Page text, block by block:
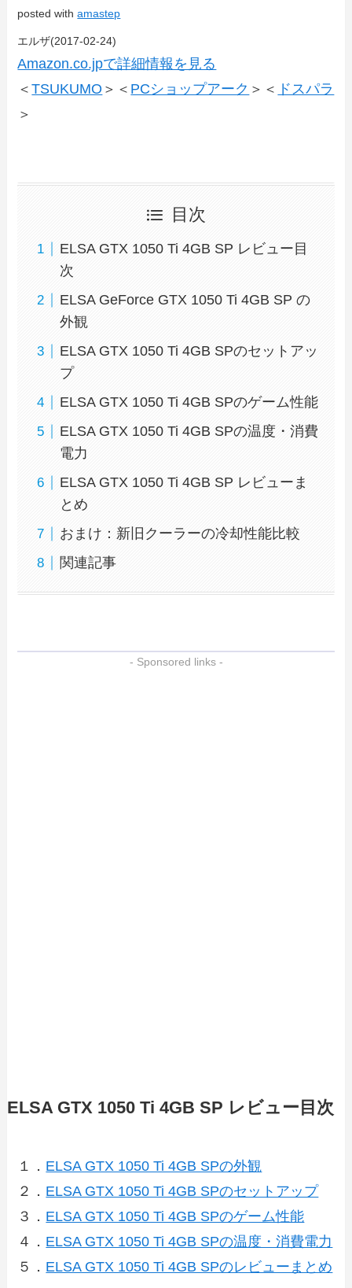
posted withamastep
エルザ(2017-02-24)
Amazon.co.jpで詳細情報を見る
＜TSUKUMO ＞＜ PCショップアーク ＞＜ ドスパラ
＞
目次
ELSA GTX 1050 Ti 4GB SP レビュー目
次
ELSA GeForce GTX 1050 Ti 4GB SP の
外観
ELSA GTX 1050 Ti 4GB SPのセットアッ
プ
ELSA GTX 1050 Ti 4GB SPのゲーム性能
ELSA GTX 1050 Ti 4GB SPの温度・消費
電力
ELSA GTX 1050 Ti 4GB SP レビューま
とめ
おまけ：新旧クーラーの冷却性能比較
関連記事
- Sponsored links -
ELSA GTX 1050 Ti 4GB SP レビュー目次
１． ELSA GTX 1050 Ti 4GB SPの外観
２． ELSA GTX 1050 Ti 4GB SPのセットアップ
３． ELSA GTX 1050 Ti 4GB SPのゲーム性能
４． ELSA GTX 1050 Ti 4GB SPの温度・消費電力
５． ELSA GTX 1050 Ti 4GB SPのレビューまとめ